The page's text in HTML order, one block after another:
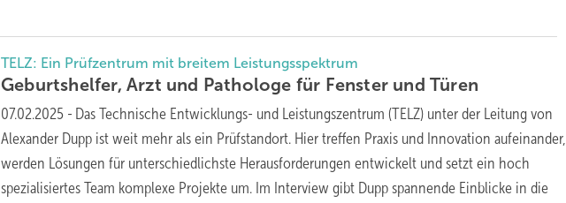
TELZ: Ein Prüfzentrum mit breitem Leistungsspektrum
Geburtshelfer, Arzt und Pathologe für Fenster undTüren
07.02.2025 - Das Technische Entwicklungs- und Leistungszentrum (TELZ) unter der Leitung von
Alexander Dupp ist weit mehr als ein Prüfstandort. Hier treffen Praxis und Innovation aufeinander,
werden Lösungen für unterschiedlichste Herausforderungen entwickelt und setzt ein hoch
spezialisiertes Team komplexe Projekte um. Im Interview gibt Dupp spannende Einblicke in die